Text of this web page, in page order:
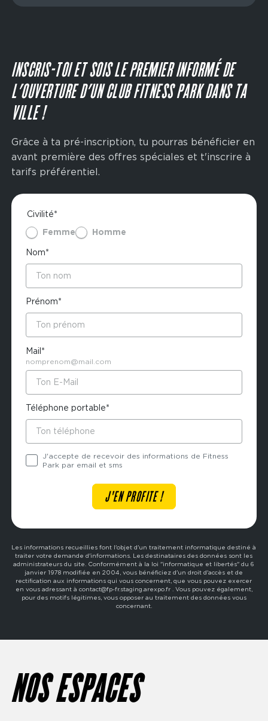
INSCRIS-TOI ET SOIS LE PREMIER INFORMÉ DE
L’OUVERTURE D’UN CLUB FITNESS PARK DANS TA
VILLE !
Grâce à ta pré-inscription, tu pourras bénéficier en
avant première des offres spéciales et t'inscrire à
tarifs préférentiel.
Civilité*
Femme
Homme
Nom*
Prénom*
Mail*
nomprenom@mail.com
Téléphone portable*
J'accepte de recevoir des informations de Fitness
Park par email et sms
Les informations recueillies font l'objet d'un traitement informatique destiné à
traiter votre demande d'informations. Les destinataires des données sont les
administrateurs du site. Conformément à la loi "informatique et libertés" du 6
janvier 1978 modifiée en 2004, vous bénéficiez d'un droit d'accès et de
rectification aux informations qui vous concernent, que vous pouvez exercer
en vous adressant à contact@fp-fr.staging.arexpo.fr . Vous pouvez également,
pour des motifs légitimes, vous opposer au traitement des données vous
concernant.
NOS ESPACES